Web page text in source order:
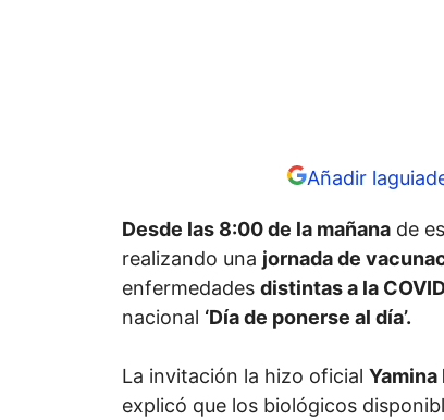
Añadir
Desde las 8:00 de la mañana de
realizando una jornada de
enfermedades distintas a la
nacional ‘Día de ponerse al día’.
La invitación la hizo oficial Yamina
explicó que los biológicos